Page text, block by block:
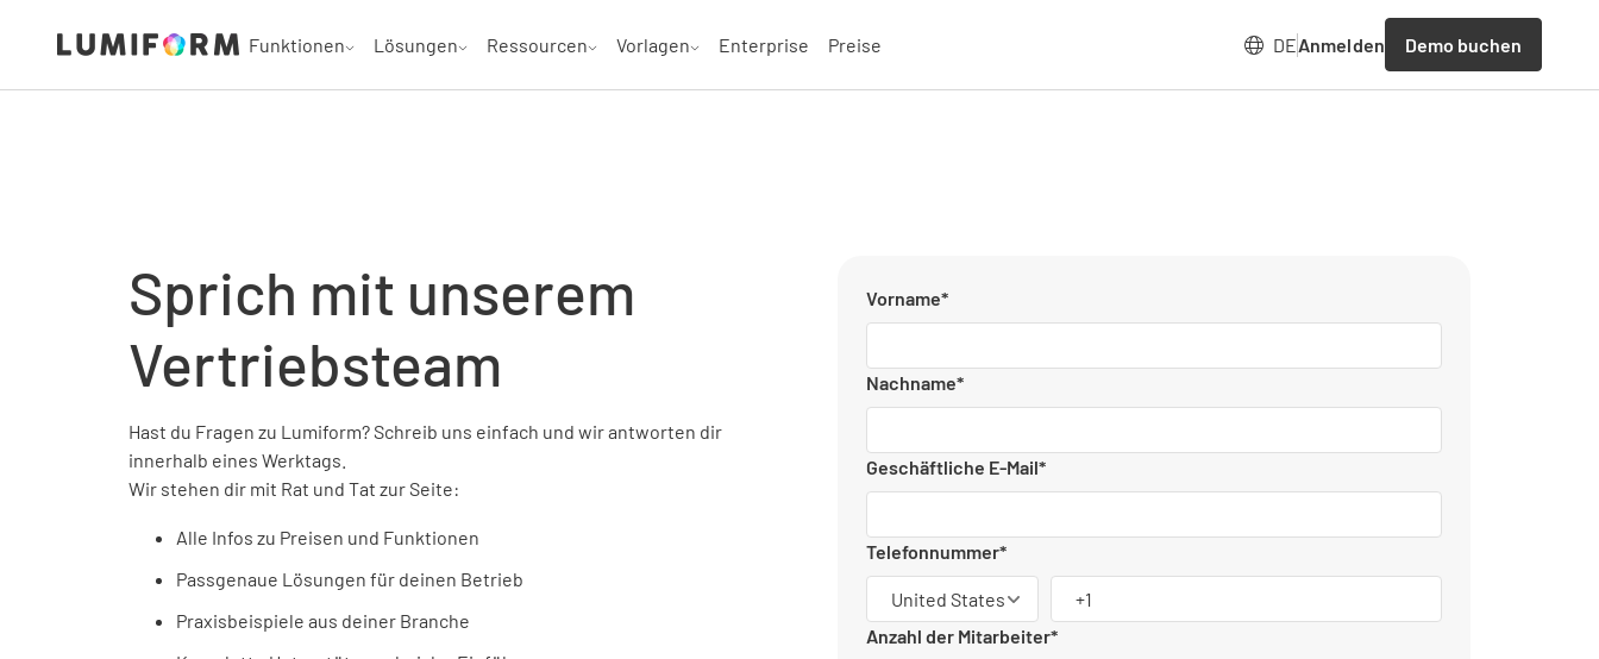
Funktionen Lösungen Ressourcen Vorlagen Enterprise Preise DEAnmelden Demo buchen
Sprich mit unserem
Vertriebsteam
Hast du Fragen zu Lumiform? Schreib uns einfach und wir antworten dir
innerhalb eines Werktags.
Wir stehen dir mit Rat und Tat zur Seite:
Alle Infos zu Preisen und Funktionen
Passgenaue Lösungen für deinen Betrieb
Praxisbeispiele aus deiner Branche
Vorname*
Nachname*
Geschäftliche E-Mail*
Telefonnummer*
Anzahl der Mitarbeiter*